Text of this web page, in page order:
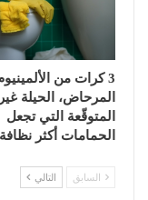
3 كرات من
المرحاض، الحيلة غير
المتوقّعة التي تجعل
الحمامات أكثر
السابق التالي